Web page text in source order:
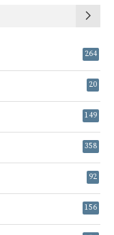
264
20
149
358
92
156